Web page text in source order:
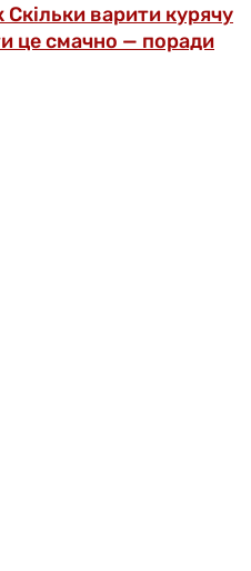
Скільки варити курячу
це смачно — поради